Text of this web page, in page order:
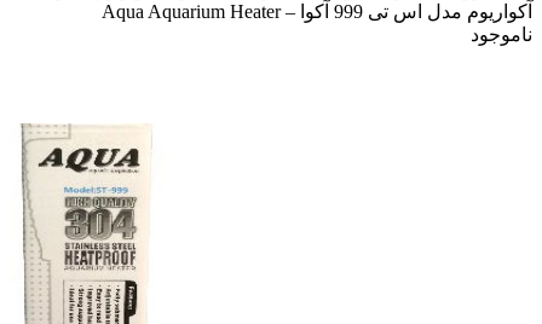
آکواریوم مدل اس تی 999 آکوا – Aqua Aquarium Heater
ناموجود